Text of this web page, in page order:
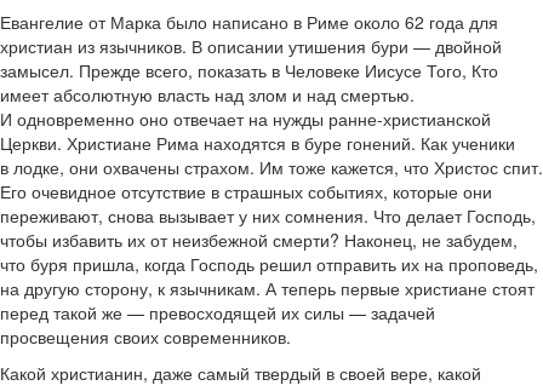
Евангелие от Марка было написано в Риме около 62 года для
христиан из язычников. В описании утишения бури — двойной
замысел. Прежде всего, показать в Человеке Иисусе Того, Кто
имеет абсолютную власть над злом и над смертью.
И одновременно оно отвечает на нужды ранне-христианской
Церкви. Христиане Рима находятся в буре гонений. Как ученики
в лодке, они охвачены страхом. Им тоже кажется, что Христос спит.
Его очевидное отсутствие в страшных событиях, которые они
переживают, снова вызывает у них сомнения. Что делает Господь,
чтобы избавить их от неизбежной смерти? Наконец, не забудем,
что буря пришла, когда Господь решил отправить их на проповедь,
на другую сторону, к язычникам. А теперь первые христиане стоят
перед такой же — превосходящей их силы — задачей
просвещения своих современников.
Какой христианин, даже самый твердый в своей вере, какой